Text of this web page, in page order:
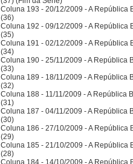
Coluna 193 - 20/12/2009 - A República
(36)
Coluna 192 - 09/12/2009 - A República
(35)
Coluna 191 - 02/12/2009 - A República
(34)
Coluna 190 - 25/11/2009 - A República
(33)
Coluna 189 - 18/11/2009 - A República
(32)
Coluna 188 - 11/11/2009 - A República
(31)
Coluna 187 - 04/11/2009 - A República
(30)
Coluna 186 - 27/10/2009 - A República
(29)
Coluna 185 - 21/10/2009 - A República
(28)
Coluna 184 - 14/10/2009 - A República